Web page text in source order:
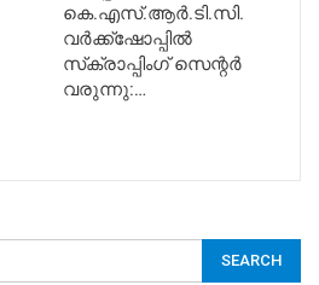
കെ.എസ്.ആര്‍.ടി.സി.
വര്‍ക്ക്ഷോപ്പില്‍
സ്‌ക്രാപ്പിംഗ് സെന്റര്‍
വരുന്നു:…